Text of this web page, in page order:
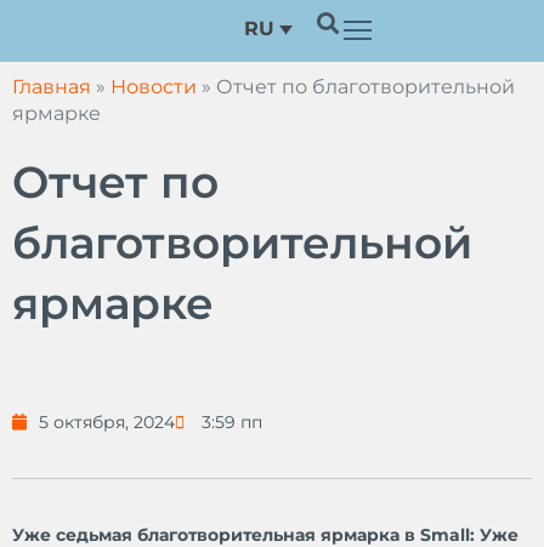
содержимому
RU
Главная » Новости » Отчет по благотворительной
ярмарке
Отчет по
благотворительной
ярмарке
5 октября, 2024 3:59 пп
Уже седьмая благотворительная ярмарка в Small: Уже